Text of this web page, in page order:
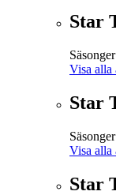
Star
Visa alla
Star
Visa alla
Star